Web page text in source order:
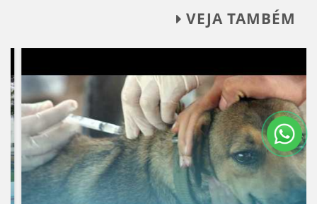
VEJA TAMBÉM